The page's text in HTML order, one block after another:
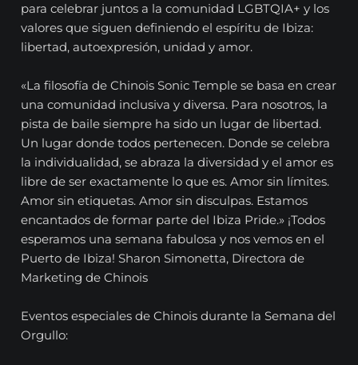
para celebrar juntos a la comunidad LGBTQIA+ y los
valores que siguen definiendo el espíritu de Ibiza:
libertad, autoexpresión, unidad y amor.
«La filosofía de Chinois Sonic Temple se basa en crear
una comunidad inclusiva y diversa. Para nosotros, la
pista de baile siempre ha sido un lugar de libertad.
Un lugar donde todos pertenecen. Donde se celebra
la individualidad, se abraza la diversidad y el amor es
libre de ser exactamente lo que es. Amor sin límites.
Amor sin etiquetas. Amor sin disculpas. Estamos
encantados de formar parte del Ibiza Pride.» ¡Todos
esperamos una semana fabulosa y nos vemos en el
Puerto de Ibiza! Sharon Simonetta, Directora de
Marketing de Chinois
Eventos especiales de Chinois durante la Semana del
Orgullo: